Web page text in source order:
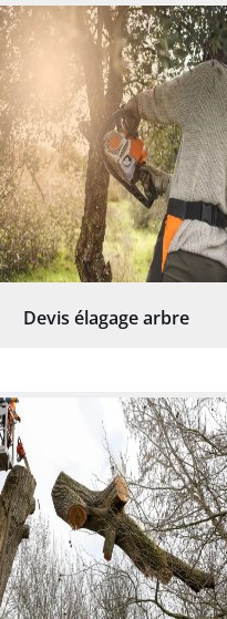
Devis élagage arbre
propre et parfaitement
maîtrisée. Résultat
impeccable.